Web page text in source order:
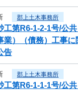
郡上土木事務所
工第R6-1-2-1号/公
業）（債務）工事
告
郡上土木事務所
工第R6-1-1-1号/公